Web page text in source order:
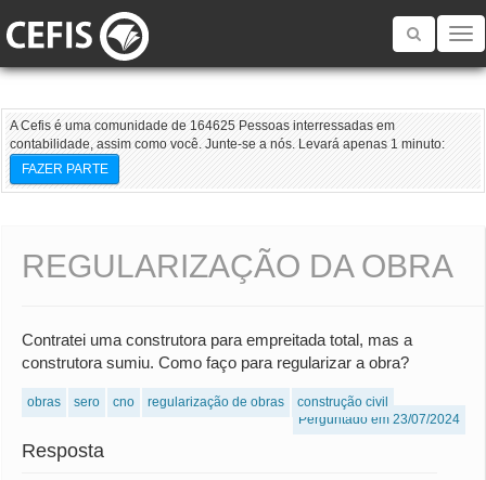
Toggle
A Cefis é uma comunidade de 164625 Pessoas interressadas em
contabilidade, assim como você. Junte-se a nós. Levará apenas 1 minuto:
FAZER PARTE
REGULARIZAÇÃO DA OBRA
Contratei uma construtora para empreitada total, mas a
construtora sumiu. Como faço para regularizar a obra?
obras sero cno regularização de obras
construção civil
Perguntado em 23/07/2024
Resposta